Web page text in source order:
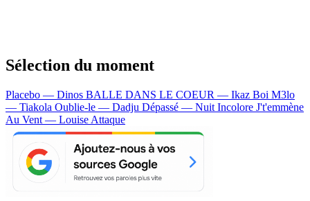
Sélection du moment
Placebo — Dinos BALLE DANS LE COEUR — Ikaz Boi M3lo
— Tiakola Oublie-le — Dadju Dépassé — Nuit Incolore J't'emmène
Au Vent — Louise Attaque